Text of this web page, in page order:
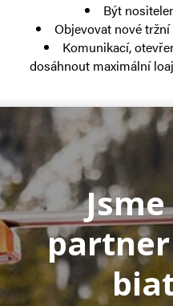
Být
Objevovat nové
Komunikací,
dosáhnout maximální